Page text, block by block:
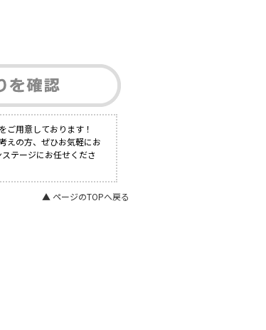
ご用意しております！
えの方、ぜひお気軽にお
テージにお任せくださ
▲ ページのTOPへ戻る